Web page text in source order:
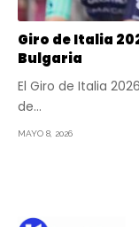
Giro de Italia
Bulgaria
El Giro de Italia
de…
MAYO 8, 2026